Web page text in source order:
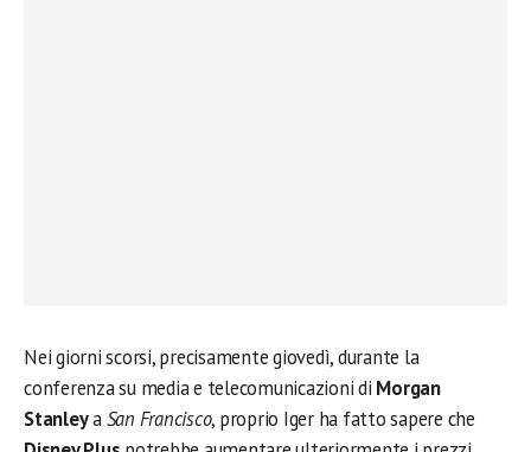
Nei giorni scorsi, precisamente giovedì, durante la
conferenza su media e telecomunicazioni di Morgan
StanleyaSan Francisco, proprio Iger ha fatto sapere che